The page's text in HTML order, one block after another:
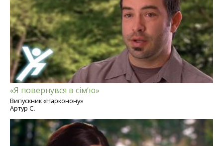
«Я повернувся в сім’ю»
Випускник «Нарконону»
Артур С.